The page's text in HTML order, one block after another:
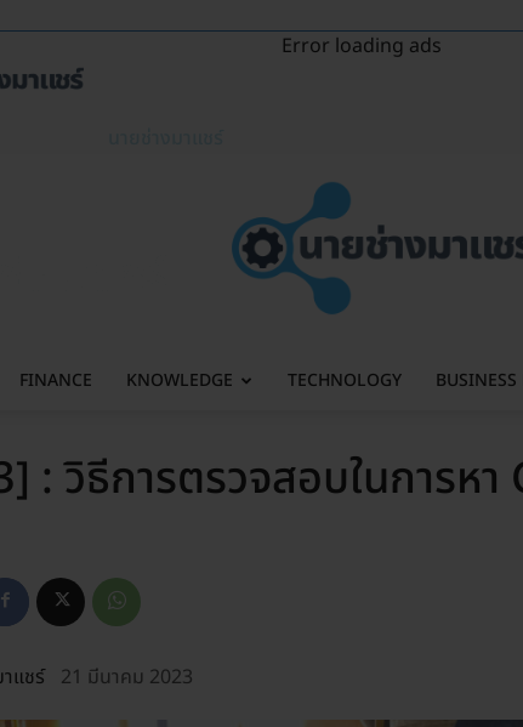
Error loading ads
FINANCE KNOWLEDGE TECHNOLOGY
: วิธีการตรวจสอบในการหา
แชร์ 21 มีนาคม 2023